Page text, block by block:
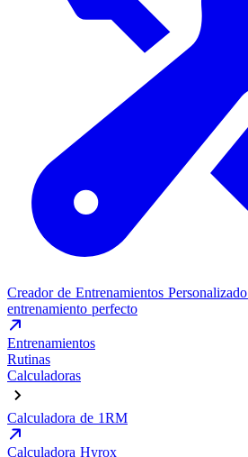
Creador de Entrenamientos Personalizado
entrenamiento perfecto
Entrenamientos
Rutinas
Calculadoras
Calculadora de 1RM
Calculadora Hyrox